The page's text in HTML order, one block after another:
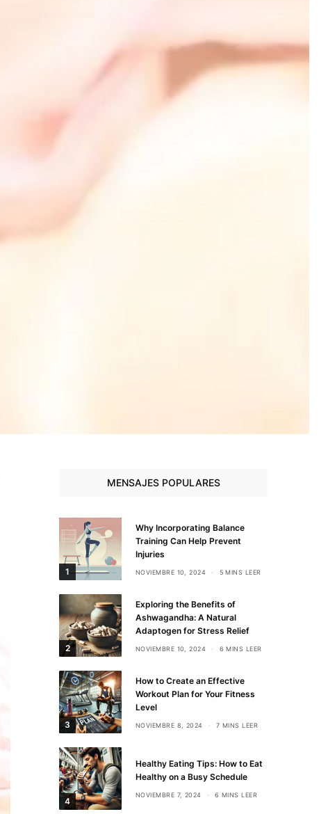
MENSAJES POPULARES
1
Why Incorporating Balance
Training Can Help Prevent
Injuries
NOVIEMBRE 10, 2024 5 MINS LEER
2
Exploring the Benefits of
Ashwagandha: A Natural
Adaptogen for Stress Relief
NOVIEMBRE 10, 2024 6 MINS LEER
3
How to Create an Effective
Workout Plan for Your Fitness
Level
NOVIEMBRE 8, 2024 7 MINS LEER
4
Healthy Eating Tips: How to Eat
Healthy on a Busy Schedule
NOVIEMBRE 7, 2024 6 MINS LEER